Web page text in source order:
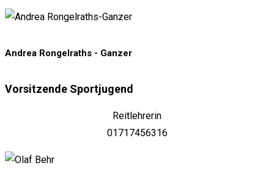
Andrea Rongelraths - Ganzer
Vorsitzende Sportjugend
Reitlehrerin
01717456316